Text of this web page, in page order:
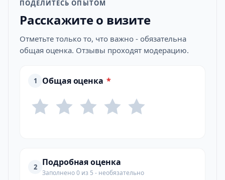
ПОДЕЛИТЕСЬ ОПЫТОМ
Расскажите о визите
Отметьте только то, что важно - обязательна
общая оценка. Отзывы проходят модерацию.
1 Общая оценка *
2 Подробная оценка
Заполнено 0 из 5 - необязательно